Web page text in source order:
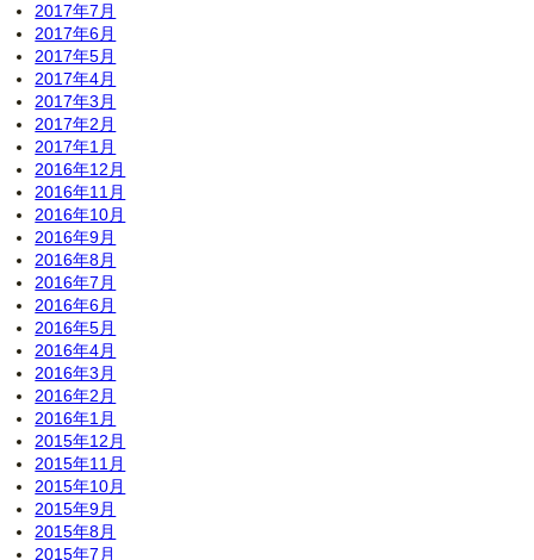
2017年7月
2017年6月
2017年5月
2017年4月
2017年3月
2017年2月
2017年1月
2016年12月
2016年11月
2016年10月
2016年9月
2016年8月
2016年7月
2016年6月
2016年5月
2016年4月
2016年3月
2016年2月
2016年1月
2015年12月
2015年11月
2015年10月
2015年9月
2015年8月
2015年7月